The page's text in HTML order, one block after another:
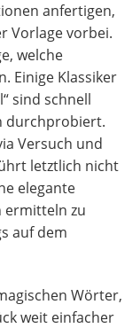
anfertigen,
Vorlage vorbei.
welche
Einige Klassiker
sind schnell
durchprobiert.
Versuch und
letztlich nicht
elegante
ermitteln zu
auf dem
Wörter,
weit einfacher